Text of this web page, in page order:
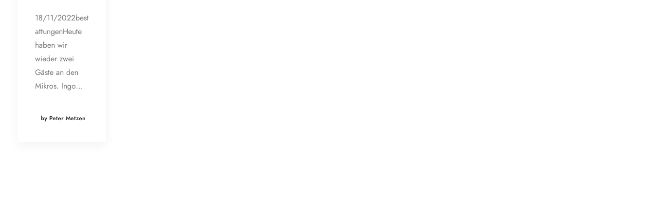
18/11/2022best
attungenHeute
haben wir
wieder zwei
Gäste an den
Mikros. Ingo…
by Peter Metzen